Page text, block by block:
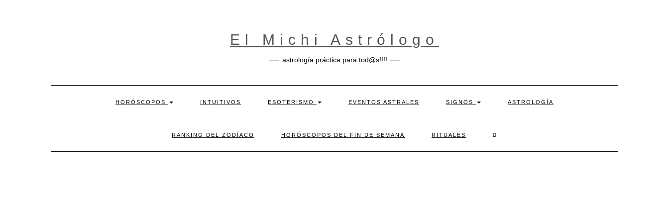
El Michi Astrólogo
astrología práctica para tod@s!!!!
HORÓSCOPOS INTUITIVOS ESOTERISMO EVENTOS ASTRALES SIGNOS ASTROLOGÍA
RANKING DEL ZODÍACO HORÓSCOPOS DEL FIN DE SEMANA RITUALES